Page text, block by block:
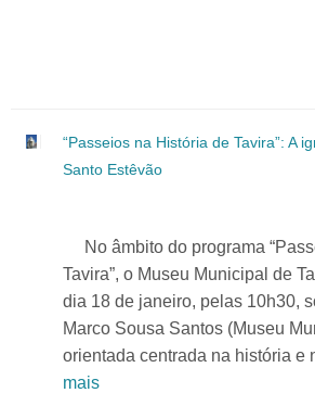
“Passeios na História de Tavira”: A
Santo Estêvão
No âmbito do programa
Tavira”, o Museu Municipal de
dia 18 de janeiro, pelas 10h30,
Marco Sousa Santos (Museu
orientada centrada na história e
mais